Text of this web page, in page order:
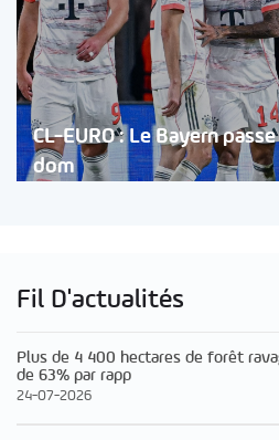
CL-EURO : Le Bayern
dom
Fil D'actualités
Plus de 4 400 hectares de forêt
de 63% par rapp
24-07-2026